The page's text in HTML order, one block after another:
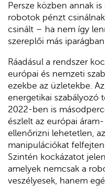
Persze közben annak
robotok pénzt
csinált – ha nem így
szereplői más
Ráadásul a rendszer
európai és nemzeti
ezekbe az üzletekbe.
energetikai szabályozó
2022-ben is
észlelt az európai
ellenőrizni lehetetlen,
manipulációkat
Szintén kockázatot
amelyek nemcsak a
veszélyesek, hanem